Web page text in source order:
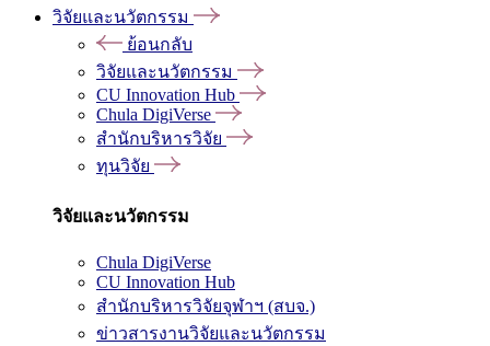
วิจัยและนวัตกรรม
ย้อนกลับ
วิจัยและนวัตกรรม
CU Innovation Hub
Chula DigiVerse
สำนักบริหารวิจัย
ทุนวิจัย
วิจัยและนวัตกรรม
Chula DigiVerse
CU Innovation Hub
สำนักบริหารวิจัยจุฬาฯ (สบจ.)
ข่าวสารงานวิจัยและนวัตกรรม